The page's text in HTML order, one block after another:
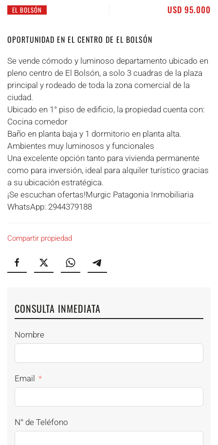
EL BOLSÓN USD 95.000
OPORTUNIDAD EN EL CENTRO DE EL BOLSÓN
Se vende cómodo y luminoso departamento ubicado en
pleno centro de El Bolsón, a solo 3 cuadras de la plaza
principal y rodeado de toda la zona comercial de la
ciudad.
Ubicado en 1° piso de edificio, la propiedad cuenta con:
Cocina comedor
Baño en planta baja y 1 dormitorio en planta alta.
Ambientes muy luminosos y funcionales
Una excelente opción tanto para vivienda permanente
como para inversión, ideal para alquiler turístico gracias
a su ubicación estratégica.
¡Se escuchan ofertas!Murgic Patagonia Inmobiliaria
WhatsApp: 2944379188
Compartir propiedad
CONSULTA INMEDIATA
Nombre
Email
N° de Teléfono